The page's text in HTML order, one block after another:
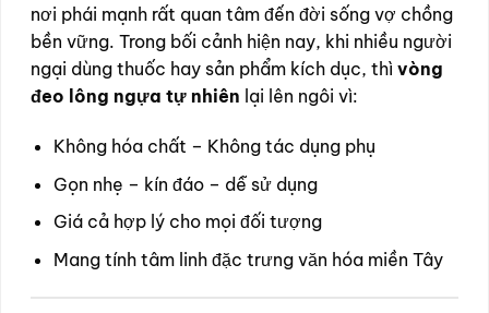
nơi phái mạnh rất quan tâm đến đời sống vợ chồng
bền vững. Trong bối cảnh hiện nay, khi nhiều người
ngại dùng thuốc hay sản phẩm kích dục, thì vòng
đeo lông ngựa tự nhiên lại lên ngôi vì:
Không hóa chất – Không tác dụng phụ
Gọn nhẹ – kín đáo – dễ sử dụng
Giá cả hợp lý cho mọi đối tượng
Mang tính tâm linh đặc trưng văn hóa miền Tây